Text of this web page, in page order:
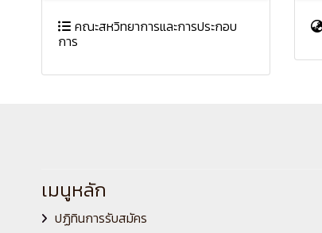
คณะสหวิทยาการและการประกอบ
การ
เมนูหลัก
ปฏิทินการรับสมัคร